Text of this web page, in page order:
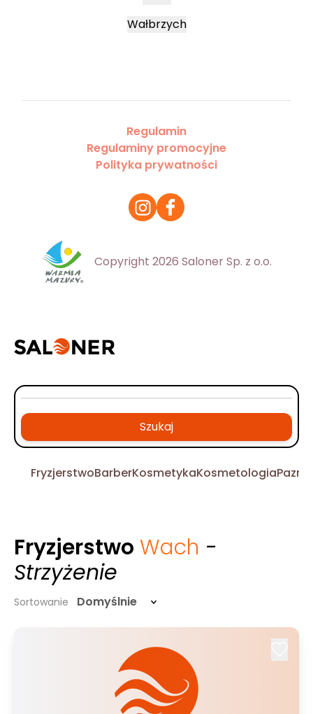
Wałbrzych
Regulamin
Regulaminy promocyjne
Polityka prywatności
Copyright 2026 Saloner Sp. z o.o.
Szukaj
FryzjerstwoBarberKosmetykaKosmetologia
Fryzjerstwo Wach -
Strzyżenie
Sortowanie Domyślnie